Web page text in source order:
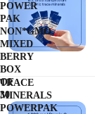
POWER
PAK
NON*GMO
MIXED
BERRY
BOX
OF
30
TRACE
MINERALS
POWERPAK